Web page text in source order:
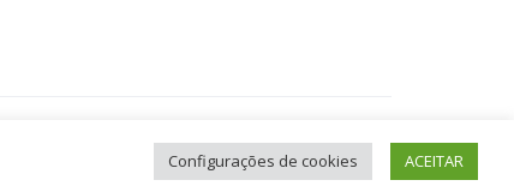
Página Inicial Minha Conta
Configurações de cookies ACEITAR